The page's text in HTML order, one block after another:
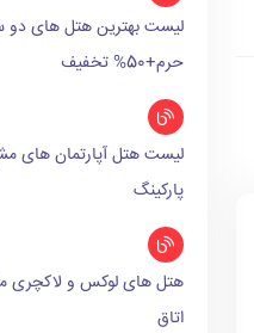
لیست بهترین هتل های دو
حرم+50% تخفیف
لیست هتل آپارتمان های
پارکینگ
هتل های لوکس و لاکچری
اتاق